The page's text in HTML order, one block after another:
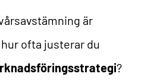
är
ofta justerar du
?